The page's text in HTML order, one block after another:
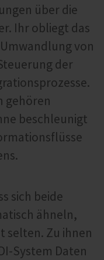
über die
Ihr obliegt das
von
der
gehören
beschleunigt
sich beide
ähneln,
selten. Zu ihnen
System Daten